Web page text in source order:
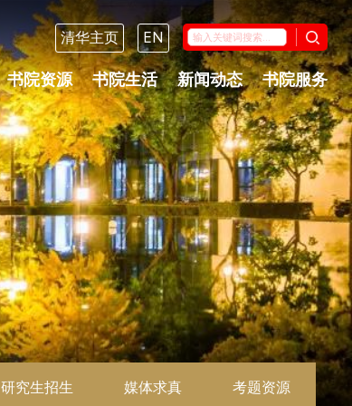
清华主页 EN
书院资源 书院生活 新闻动态 书院服务
研究生招生 媒体求真 考题资源